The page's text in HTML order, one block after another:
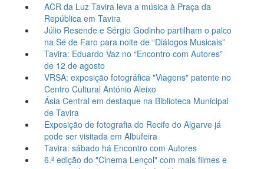
ACR da Luz Tavira leva a música à Praça da
República em Tavira
Júlio Resende e Sérgio Godinho partilham o palco
na Sé de Faro para noite de “Diálogos Musicais”
Tavira: Eduardo Vaz no “Encontro com Autores”
de 12 de agosto
VRSA: exposição fotográfica "Viagens" patente no
Centro Cultural António Aleixo
Ásia Central em destaque na Biblioteca Municipal
de Tavira
Exposição de fotografia do Recife do Algarve já
pode ser visitada em Albufeira
Tavira: sábado há Encontro com Autores
6.ª edição do "Cinema Lençol" com mais filmes e